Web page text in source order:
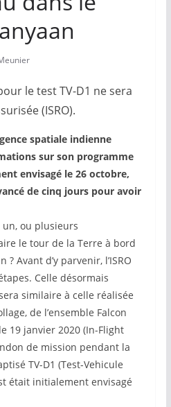
le test TV-D1 ne sera
(ISRO).
spatiale indienne
sur son programme
envisagé le 26 octobre,
de cinq jours pour avoir
ou plusieurs
le tour de la Terre à bord
Avant d’y parvenir, l’ISRO
Celle désormais
similaire à celle réalisée
de l’ensemble Falcon
19 janvier 2020 (In-Flight
de mission pendant la
TV-D1 (Test-Vehicule
était initialement envisagé